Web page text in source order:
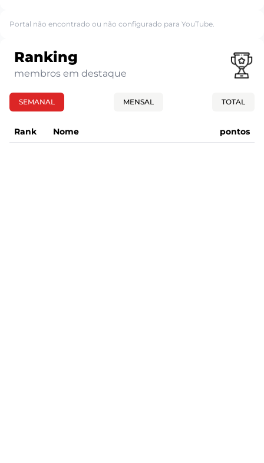
Portal não encontrado ou não configurado para YouTube.
Ranking
membros em destaque
SEMANAL MENSAL TOTAL
Rank Nome pontos